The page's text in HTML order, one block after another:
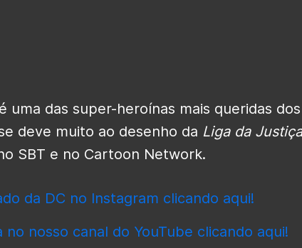
uma das super-heroínas mais queridas dos
deve muito ao desenho da Liga da Justiça
SBT e no Cartoon Network.
da DC no Instagram clicando aqui!
no nosso canal do YouTube clicando aqui!